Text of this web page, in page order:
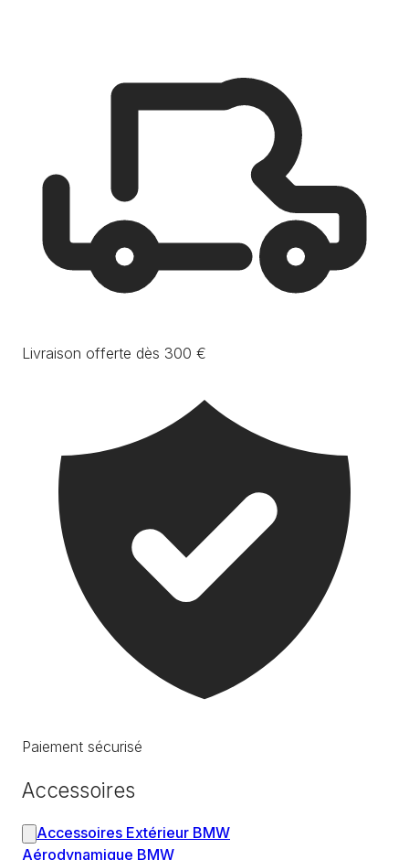
Livraison offerte dès 300 €
Paiement sécurisé
Accessoires
Accessoires Extérieur BMW
Aérodynamique BMW